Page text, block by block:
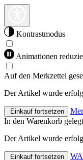
Kontrastmodus
Animationen
Auf den Merkzettel
Der Artikel wurde
Einkauf fortsetzen
In den Warenkorb
Der Artikel wurde
Einkauf fortsetzen